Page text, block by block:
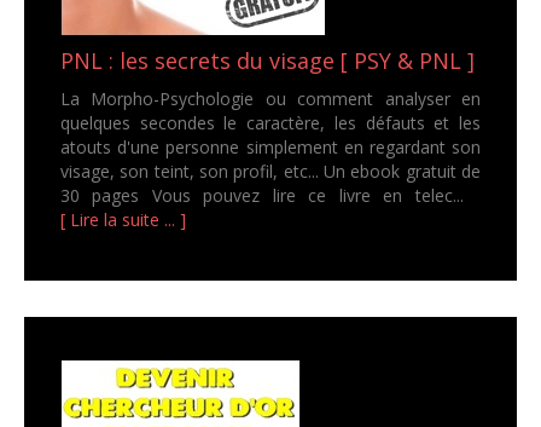
PNL : les secrets du visage [ PSY & PNL ]
La Morpho-Psychologie ou comment analyser en
quelques secondes le caractère, les défauts et les
atouts d'une personne simplement en regardant son
visage, son teint, son profil, etc... Un ebook gratuit de
30 pages Vous pouvez lire ce livre en telec...
[ Lire la suite ... ]